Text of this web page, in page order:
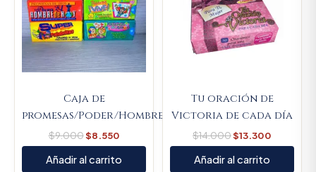
Caja de
promesas/Poder/Hombre/Mujer/Vive/Amor/Súper
$9.000$8.550
Añadir al carrito
Tu oración de
Victoria de cada día
$14.000$13.300
Añadir al carrito